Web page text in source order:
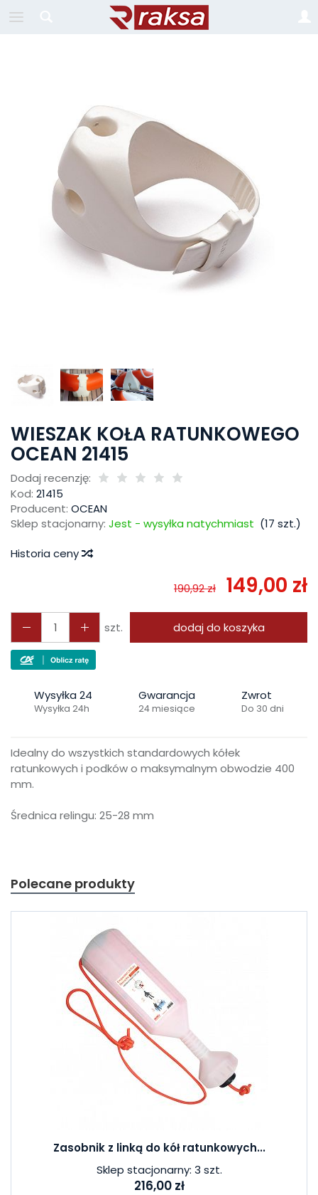
WIESZAK KOŁA RATUNKOWEGO
OCEAN 21415
Dodaj recenzję:
Kod: 21415
Producent: OCEAN
Sklep stacjonarny: Jest - wysyłka natychmiast (17 szt.)
Historia ceny
190,92 zł 149,00 zł
szt. dodaj do koszyka
Wysyłka 24
Wysyłka 24h
Gwarancja
24 miesiące
Zwrot
Do 30 dni
Idealny do wszystkich standardowych kółek
ratunkowych i podków o maksymalnym obwodzie 400
mm.
Średnica relingu: 25-28 mm
Polecane produkty
Zasobnik z linką do kół ratunkowych...
Sklep stacjonarny: 3 szt.
216,00 zł